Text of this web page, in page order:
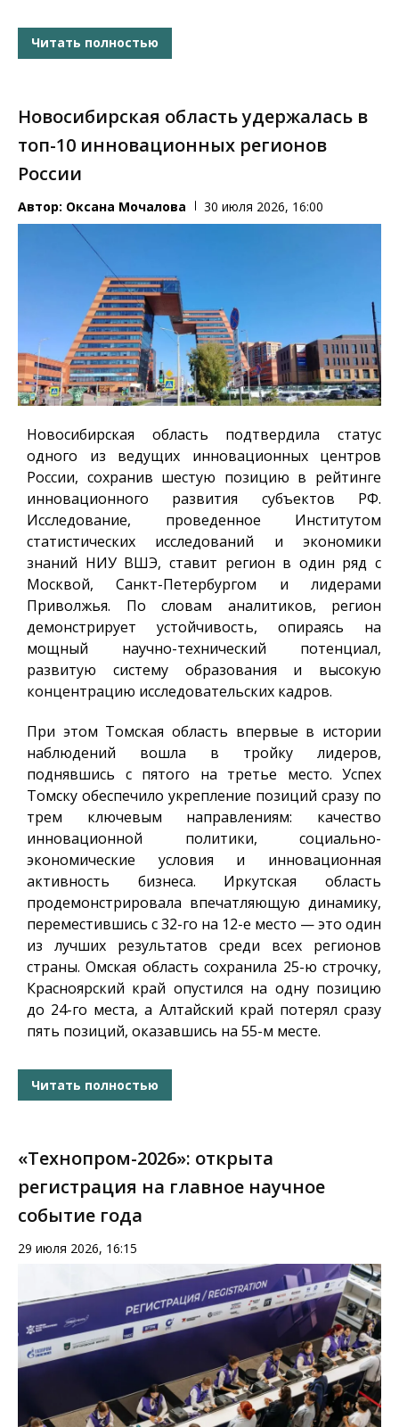
Читать полностью
Новосибирская область удержалась в
топ-10 инновационных регионов
России
Автор: Оксана Мочалова 30 июля 2026, 16:00
Новосибирская область подтвердила статус
одного из ведущих инновационных центров
России, сохранив шестую позицию в рейтинге
инновационного развития субъектов РФ.
Исследование, проведенное Институтом
статистических исследований и экономики
знаний НИУ ВШЭ, ставит регион в один ряд с
Москвой, Санкт-Петербургом и лидерами
Приволжья. По словам аналитиков, регион
демонстрирует устойчивость, опираясь на
мощный научно-технический потенциал,
развитую систему образования и высокую
концентрацию исследовательских кадров.
При этом Томская область впервые в истории
наблюдений вошла в тройку лидеров,
поднявшись с пятого на третье место. Успех
Томску обеспечило укрепление позиций сразу по
трем ключевым направлениям: качество
инновационной политики, социально-
экономические условия и инновационная
активность бизнеса. Иркутская область
продемонстрировала впечатляющую динамику,
переместившись с 32-го на 12-е место — это один
из лучших результатов среди всех регионов
страны. Омская область сохранила 25-ю строчку,
Красноярский край опустился на одну позицию
до 24-го места, а Алтайский край потерял сразу
пять позиций, оказавшись на 55-м месте.
Читать полностью
«Технопром-2026»: открыта
регистрация на главное научное
событие года
29 июля 2026, 16:15